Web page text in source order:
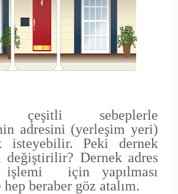
çeşitli sebeplerle
adresini (yerleşim yeri)
isteyebilir. Peki dernek
değiştirilir? Dernek adres
işlemi için yapılması
beraber göz atalım.